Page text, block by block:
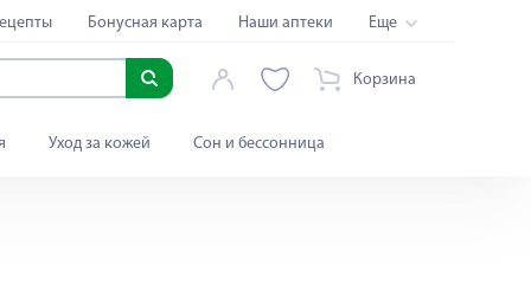
Бонусная карта Наши аптеки Еще
Корзина
Уход за кожей Сон и бессонница